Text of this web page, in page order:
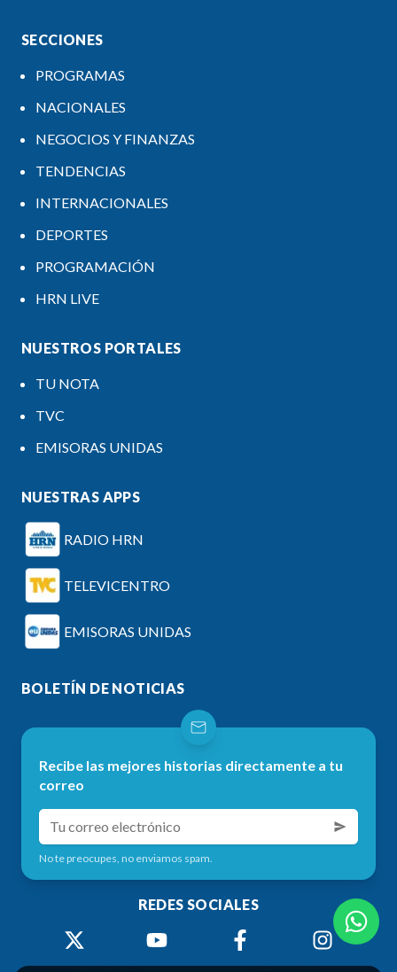
SECCIONES
PROGRAMAS
NACIONALES
NEGOCIOS Y FINANZAS
TENDENCIAS
INTERNACIONALES
DEPORTES
PROGRAMACIÓN
HRN LIVE
NUESTROS PORTALES
TU NOTA
TVC
EMISORAS UNIDAS
NUESTRAS APPS
RADIO HRN
TELEVICENTRO
EMISORAS UNIDAS
BOLETÍN DE NOTICIAS
Recibe las mejores historias directamente a tu
correo
No te preocupes, no enviamos spam.
REDES SOCIALES